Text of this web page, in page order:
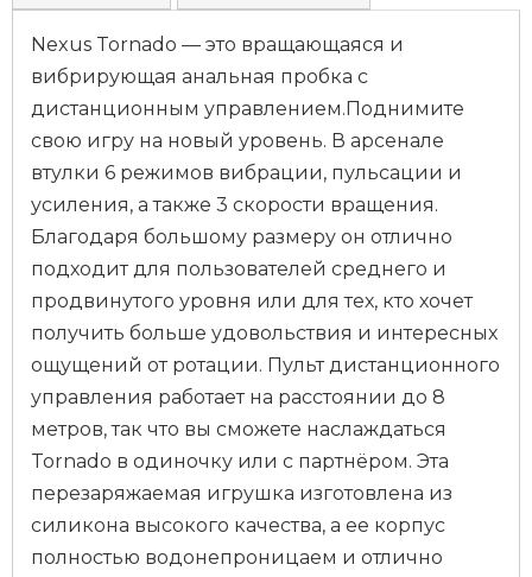
Nexus Tornado — это вращающаяся и
вибрирующая анальная пробка с
дистанционным управлением.Поднимите
свою игру на новый уровень. В арсенале
втулки 6 режимов вибрации, пульсации и
усиления, а также 3 скорости вращения.
Благодаря большому размеру он отлично
подходит для пользователей среднего и
продвинутого уровня или для тех, кто хочет
получить больше удовольствия и интересных
ощущений от ротации. Пульт дистанционного
управления работает на расстоянии до 8
метров, так что вы сможете наслаждаться
Tornado в одиночку или с партнёром. Эта
перезаряжаемая игрушка изготовлена из
силикона высокого качества, а ее корпус
полностью водонепроницаем и отлично